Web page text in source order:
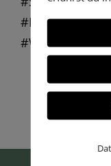
#Hofstetten